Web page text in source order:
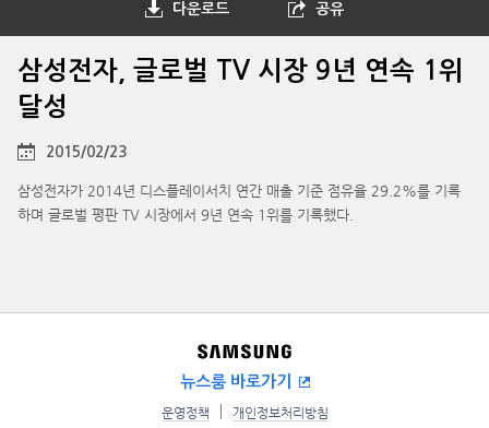
다운로드 공유
삼성전자, 글로벌 TV 시장 9년 연속 1위
달성
2015/02/23
삼성전자가 2014년 디스플레이서치 연간 매출 기준 점유율 29.2%를 기록
하며 글로벌 평판 TV 시장에서 9년 연속 1위를 기록했다.
뉴스룸 바로가기
운영정책 개인정보처리방침